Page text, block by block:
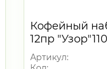
Кофейный
12пр
Артикул: